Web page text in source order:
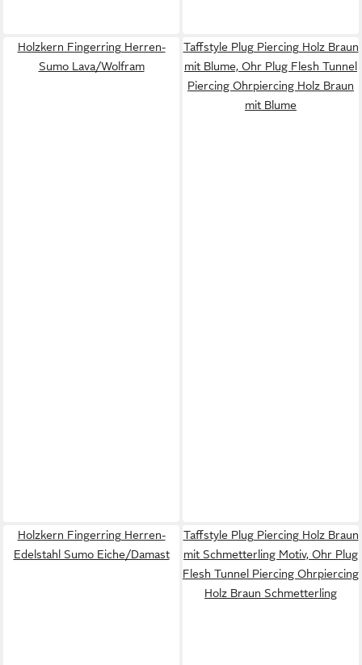
Holzkern Fingerring Herren-
Sumo Lava/Wolfram
Taffstyle Plug Piercing Holz Braun
mit Blume, Ohr Plug Flesh Tunnel
Piercing Ohrpiercing Holz Braun
mit Blume
Holzkern Fingerring Herren-
Edelstahl Sumo Eiche/Damast
Taffstyle Plug Piercing Holz Braun
mit Schmetterling Motiv, Ohr Plug
Flesh Tunnel Piercing Ohrpiercing
Holz Braun Schmetterling